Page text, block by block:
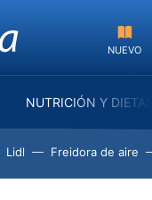
NUEVO
NUTRICIÓN Y
Lidl Freidora de aire